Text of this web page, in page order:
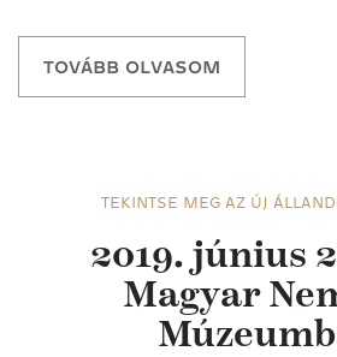
TOVÁBB OLVASOM
TEKINTSE MEG AZ ÚJ
2019. június
Magyar